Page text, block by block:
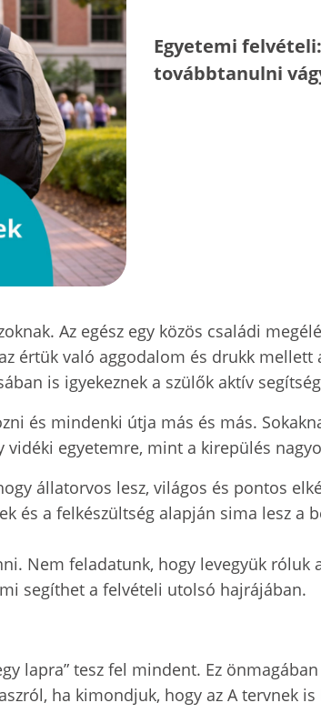
Egyetemi
továbbtanulni
Az egész egy közös családi
értük való aggodalom és drukk mellett
is igyekeznek a szülők aktív
és mindenki útja más és más.
egyetemre, mint a kirepülés
állatorvos lesz, világos és pontos
és a felkészültség alapján sima lesz a
Nem feladatunk, hogy levegyük róluk
segíthet a felvételi utolsó hajrájában.
lapra” tesz fel mindent. Ez
ha kimondjuk, hogy az A tervnek